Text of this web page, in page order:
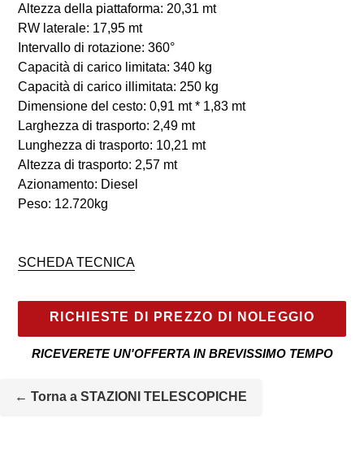
Altezza della piattaforma: 20,31 mt
RW laterale: 17,95 mt
Intervallo di rotazione: 360°
Capacità di carico limitata: 340 kg
Capacità di carico illimitata: 250 kg
Dimensione del cesto: 0,91 mt * 1,83 mt
Larghezza di trasporto: 2,49 mt
Lunghezza di trasporto: 10,21 mt
Altezza di trasporto: 2,57 mt
Azionamento: Diesel
Peso: 12.720kg
SCHEDA TECNICA
RICHIESTE DI PREZZO DI NOLEGGIO
RICEVERETE UN'OFFERTA IN BREVISSIMO TEMPO
macchina
← Torna a STAZIONI TELESCOPICHE